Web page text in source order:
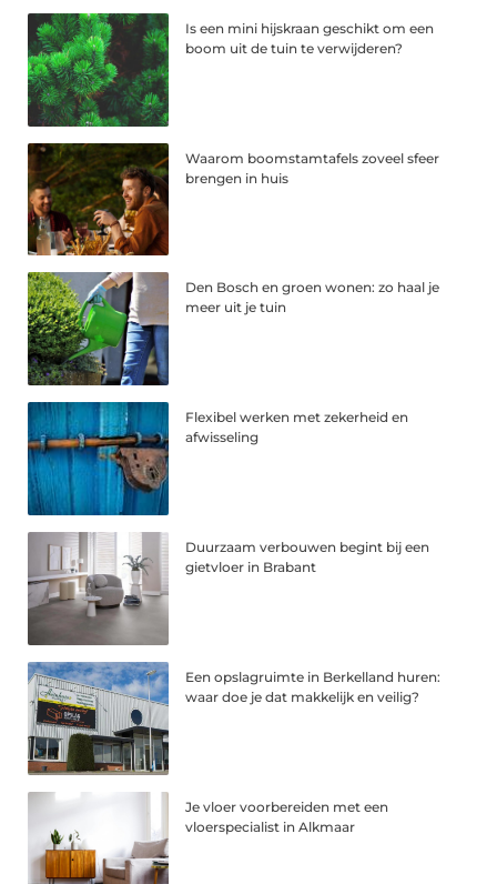
Is een mini hijskraan geschikt om een
boom uit de tuin te verwijderen?
Waarom boomstamtafels zoveel sfeer
brengen in huis
Den Bosch en groen wonen: zo haal je
meer uit je tuin
Flexibel werken met zekerheid en
afwisseling
Duurzaam verbouwen begint bij een
gietvloer in Brabant
Een opslagruimte in Berkelland huren:
waar doe je dat makkelijk en veilig?
Je vloer voorbereiden met een
vloerspecialist in Alkmaar